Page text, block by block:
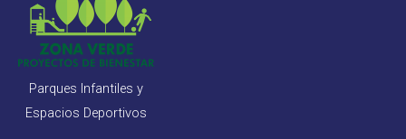
Parques Infantiles y
Espacios Deportivos